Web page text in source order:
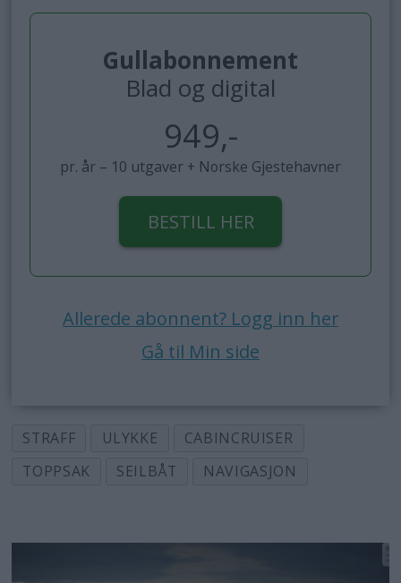
Gullabonnement
Blad og digital
949,-
pr. år – 10 utgaver + Norske Gjestehavner
BESTILL HER
Allerede abonnent? Logg inn her
Gå til Min side
STRAFF ULYKKE
CABINCRUISER
TOPPSAK
SEILBÅT NAVIGASJON